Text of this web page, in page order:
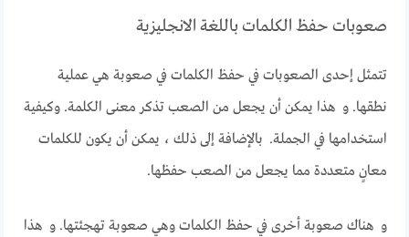
صعوبات حفظ الكلمات باللغة الانجليزية
تتمثل إحدى الصعوبات في حفظ الكلمات في صعوبة هي عملية
نطقها. و هذا يمكن أن يجعل من الصعب تذكر معنى الكلمة. وكيفية
استخدامها في الجملة. بالإضافة إلى ذلك ، يمكن أن يكون للكلمات
معانٍ متعددة مما يجعل من الصعب حفظها.
و هناك صعوبة أخرى في حفظ الكلمات وهي صعوبة تهجئتها. و هذا